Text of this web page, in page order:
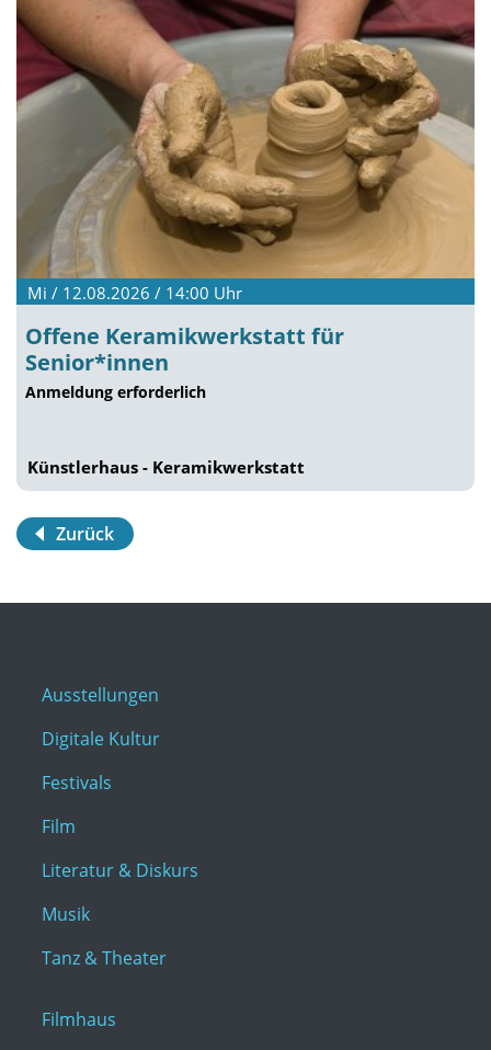
Mi / 12.08.2026 / 14:00 Uhr
Offene Keramikwerkstatt für
Senior*innen
Anmeldung erforderlich
Künstlerhaus - Keramikwerkstatt
Zurück
Ausstellungen
Digitale Kultur
Festivals
Film
Literatur & Diskurs
Musik
Tanz & Theater
Filmhaus